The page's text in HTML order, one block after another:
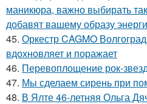
маникюра, важно выбирать
добавят вашему образу
45. Оркестр CAGMO
вдохновляет и поражает
46. Перевоплощение рок-
47. Мы сделаем сирень при
48. В Ялте 46-летняя Ольга